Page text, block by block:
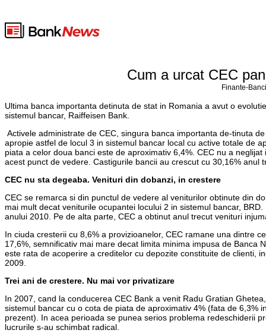
Cum a urcat CEC
Finante-
Ultima banca importanta detinuta de stat in Romania a avut o
sistemul bancar, Raiffeisen Bank.
Activele administrate de CEC, singura banca importanta de-tinuta
apropie astfel de locul 3 in sistemul bancar local cu active totale de
piata a celor doua banci este de aproximativ 6,4%. CEC nu a
acest punct de vedere. Castigurile bancii au crescut cu 30,16% anul
CEC nu sta degeaba. Venituri din dobanzi, in crestere
CEC se remarca si din punctul de vedere al veniturilor obtinute din
mai mult decat veniturile ocupantei locului 2 in sistemul bancar,
anului 2010. Pe de alta parte, CEC a obtinut anul trecut venituri
In ciuda cresterii cu 8,6% a provizioanelor, CEC ramane una dintre
17,6%, semnificativ mai mare decat limita minima impusa de Banca
este rata de acoperire a creditelor cu depozite constituite de clienti,
2009.
Trei ani de crestere. Nu mai vor privatizare
In 2007, cand la conducerea CEC Bank a venit Radu Gratian
sistemul bancar cu o cota de piata de aproximativ 4% (fata de
prezent). In acea perioada se punea serios problema redeschiderii
lucrurile s-au schimbat radical.